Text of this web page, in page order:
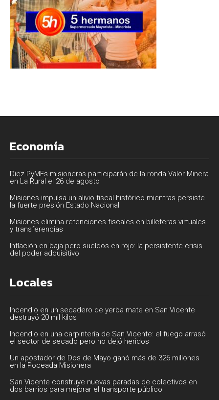
Economía
Diez PyMEs misioneras participarán de la ronda Valor Minera
en La Rural el 26 de agosto
Misiones impulsa un alivio fiscal histórico mientras persiste
la fuerte presión Estado Nacional
Misiones elimina retenciones fiscales en billeteras virtuales
y transferencias
Inflación en baja pero sueldos en rojo: la persistente crisis
del poder adquisitivo
Locales
Incendio en un secadero de yerba mate en San Vicente
destruyó 20 mil kilos
Incendio en una carpintería de San Vicente: el fuego arrasó
el sector de secado pero no dejó heridos
Un apostador de Dos de Mayo ganó más de 326 millones
en la Poceada Misionera
San Vicente construye nuevas paradas de colectivos en
dos barrios para mejorar el transporte público